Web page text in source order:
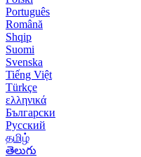
Português
Română
Shqip
Suomi
Svenska
Tiếng Việt
Türkçe
ελληνικά
Български
Русский
தமிழ்
తెలుగు